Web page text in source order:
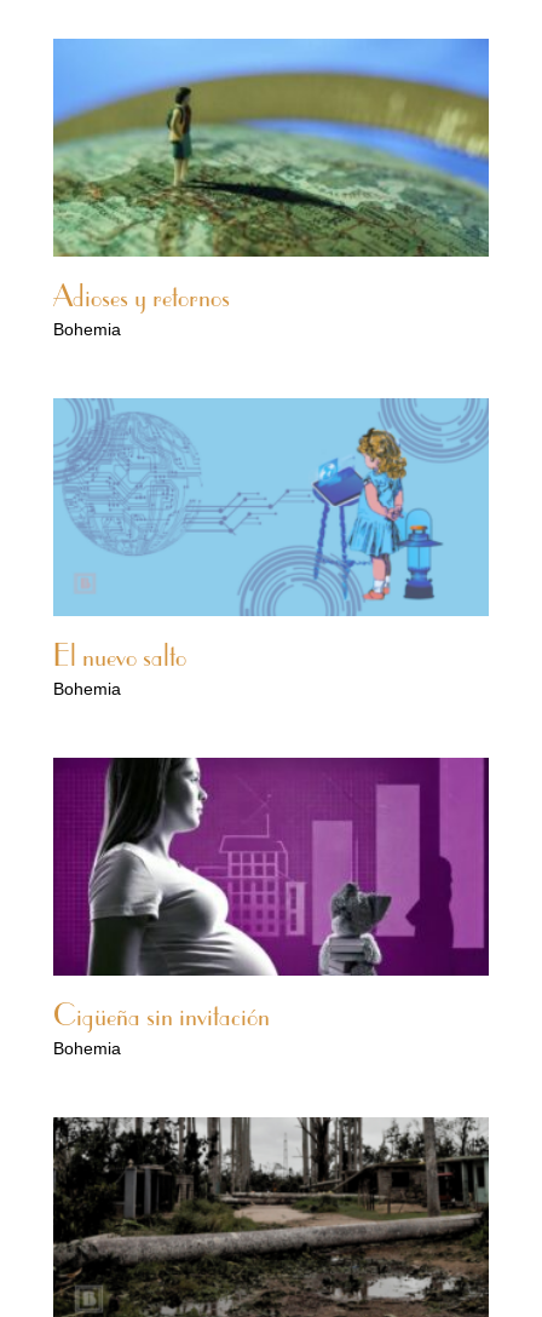
Adioses y retornos
Bohemia
El nuevo salto
Bohemia
Cigüeña sin invitación
Bohemia